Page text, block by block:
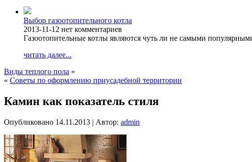
Выбор газоотопительного котла
2013-11-12 нет комментариев
Газоотопительные котлы являются чуть ли не самыми
читать далее...
Виды теплого пола »
« Советы по оформлению приусадебной территории
Камин как показатель стиля
Опубликовано 14.11.2013 | Автор: admin